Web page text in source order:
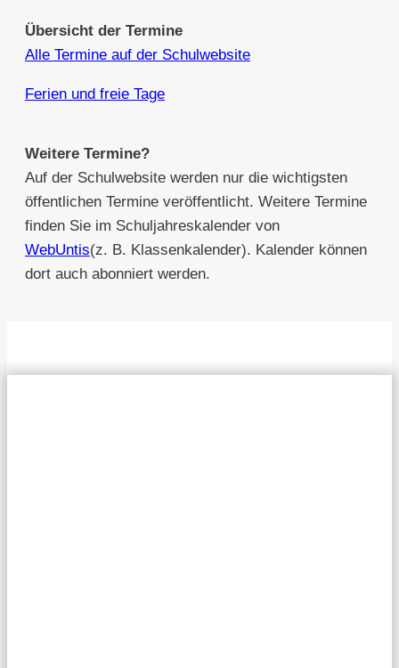
Übersicht der Termine
Alle Termine auf der Schulwebsite
Ferien und freie Tage
Weitere Termine?
Auf der Schulwebsite werden nur die wichtigsten
öffentlichen Termine veröffentlicht. Weitere Termine
finden Sie im Schuljahreskalender von
WebUntis(z. B. Klassenkalender). Kalender können
dort auch abonniert werden.